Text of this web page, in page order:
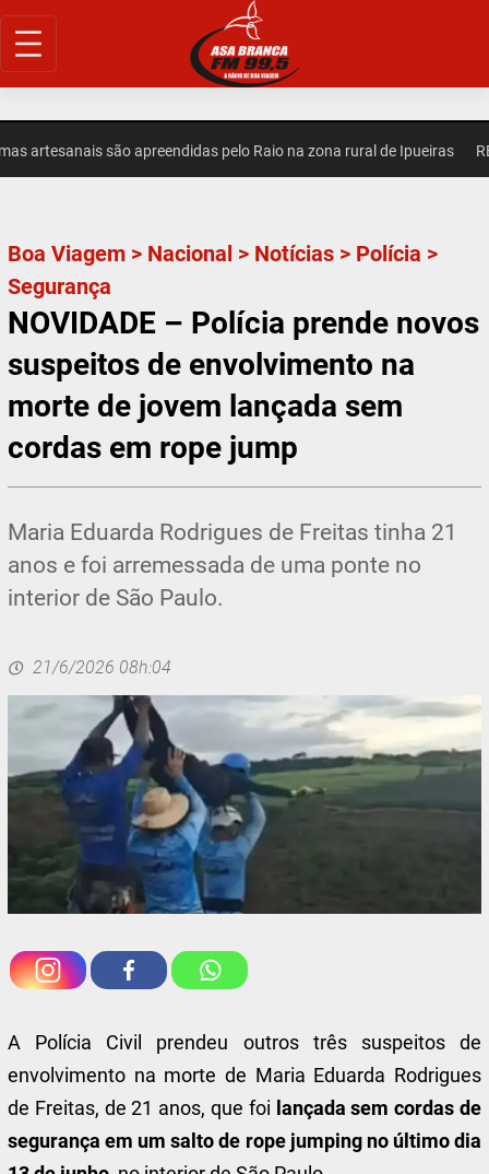
Pular
para
artesanais são apreendidas pelo Raio na zona rural de Ipueiras
Boa Viagem > Nacional > Notícias > Polícia >
Segurança
NOVIDADE – Polícia prende novos
suspeitos de envolvimento na
morte de jovem lançada sem
cordas em rope jump
Maria Eduarda Rodrigues de Freitas tinha 21
anos e foi arremessada de uma ponte no
interior de São Paulo.
21/6/2026 08h:04
A Polícia Civil prendeu outros três suspeitos de
envolvimento na morte de Maria Eduarda Rodrigues
de Freitas, de 21 anos, que foi lançada sem cordas de
segurança em um salto de rope jumping no último dia